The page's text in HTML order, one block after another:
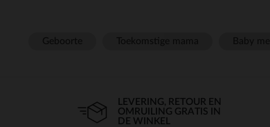
LEVERING, RETOUR EN
OMRUILING GRATIS IN
DE WINKEL